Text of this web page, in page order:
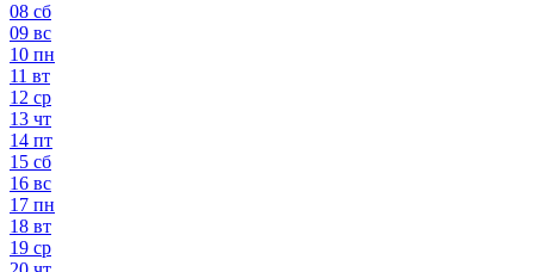
08 сб
09 вс
10 пн
11 вт
12 ср
13 чт
14 пт
15 сб
16 вс
17 пн
18 вт
19 ср